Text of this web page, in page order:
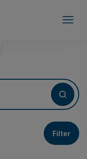
Filter